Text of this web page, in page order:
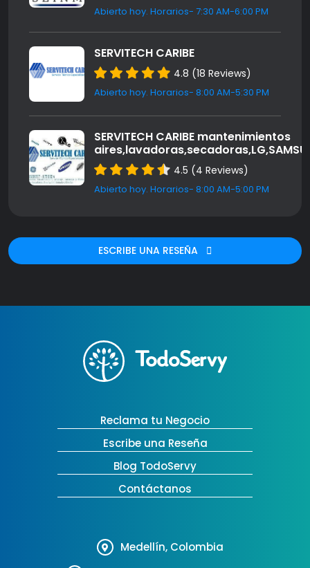
Abierto hoy. Horarios- 7:30 AM-6:00 PM
SERVITECH CARIBE
4.8 (18 Reviews)
Abierto hoy. Horarios- 8:00 AM-5:30 PM
SERVITECH CARIBE mantenimientos
4.5 (4 Reviews)
Abierto hoy. Horarios- 8:00 AM-5:00 PM
ESCRIBE UNA RESEÑA
Reclama tu Negocio
Escribe una Reseña
Blog TodoServy
Contáctanos
Medellín, Colombia